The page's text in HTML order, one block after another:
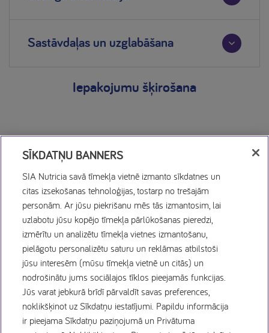
Sastāvdaļas un uzglabāšana
Iepakojumu šķirošana
Sīkdatņu politika
Privātuma politika
Lietošanas noteikumi
Vakances
SĪKDATŅU BANNERS
SIA Nutricia savā tīmekļa vietnē izmanto sīkdatnes un
citas izsekošanas tehnoloģijas, tostarp no trešajām
personām. Ar jūsu piekrišanu mēs tās izmantosim, lai
uzlabotu jūsu kopējo tīmekļa pārlūkošanas pieredzi,
izmērītu un analizētu tīmekļa vietnes izmantošanu,
pielāgotu personalizētu saturu un reklāmas atbilstoši
jūsu interesēm (mūsu tīmekļa vietnē un citās) un
nodrošinātu jums sociālajos tīklos pieejamās funkcijas.
Jūs varat jebkurā brīdī pārvaldīt savas preferences,
noklikšķinot uz Sīkdatņu iestatījumi. Papildu informācija
ir pieejama Sīkdatņu paziņojumā un Privātuma